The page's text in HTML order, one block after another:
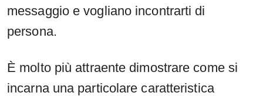
messaggio e vogliano incontrarti di
persona.
È molto più attraente dimostrare come si
incarna una particolare caratteristica